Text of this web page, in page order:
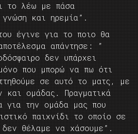
το λέω με πάσα
και ηρεμία”.
έγινε για το ποιο θα
απάντησε: ”
δεν υπάρχει
που μπορώ να πω ότι
σε αυτό το ματς, με
και ομάδας. Πραγματικά
για την ομάδα μας που
παιχνίδι το οποίο σε
δεν θέλαμε να χάσουμε”.